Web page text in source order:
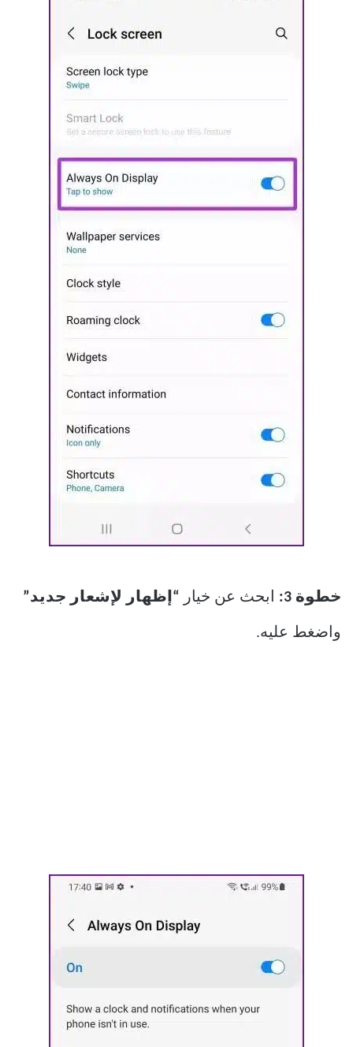
خطوة 3: ابحث عن خيار “إظهار لإشعار جديد”
واضغط عليه.